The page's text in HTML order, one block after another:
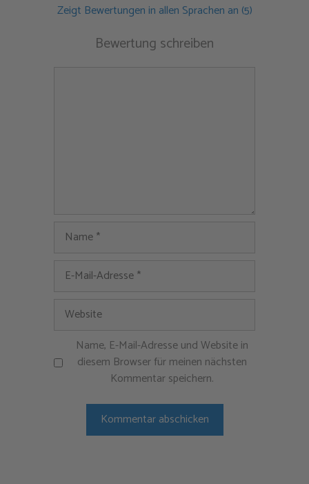
Zeigt Bewertungen in allen Sprachen an (5)
Bewertung schreiben
Name, E-Mail-Adresse und Website in
diesem Browser für meinen nächsten
Kommentar speichern.